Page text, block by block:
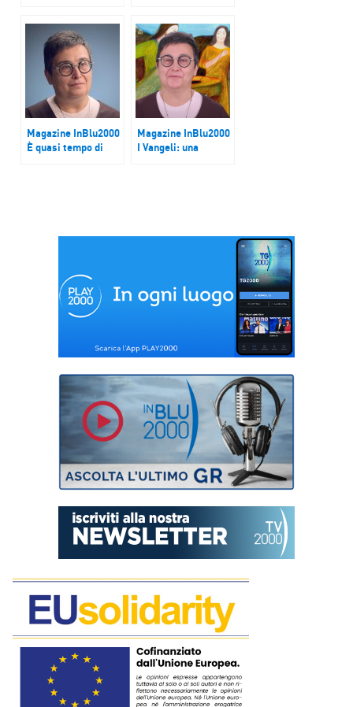
Magazine InBlu2000
È quasi tempo di
Magazine InBlu2000
I Vangeli: una